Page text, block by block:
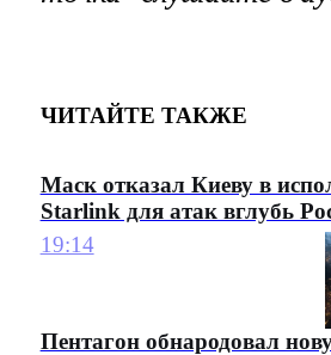
ЧИТАЙТЕ ТАКЖЕ
Маск отказал Киеву в
Starlink для атак вглубь
19:14
Пентагон обнародовал